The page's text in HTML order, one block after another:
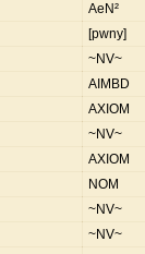
AeN²
[pwny]
~NV~
AIMBD
AXIOM
~NV~
AXIOM
NOM
~NV~
~NV~